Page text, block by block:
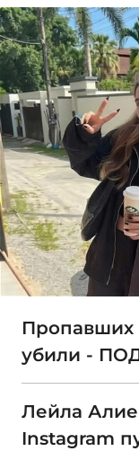
Пропавших
убили -
Лейла
Instagram